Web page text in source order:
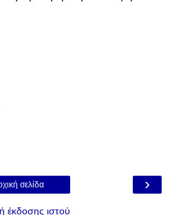
›
σελίδα
έκδοσης ιστού